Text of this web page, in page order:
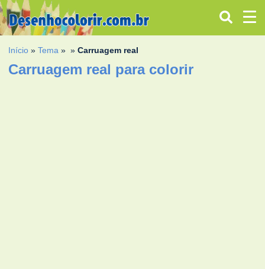
Início »Tema » »Carruagem real
Carruagem real para colorir